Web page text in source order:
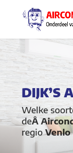
DIJK’S
Welke
deÂ
regioVenlo